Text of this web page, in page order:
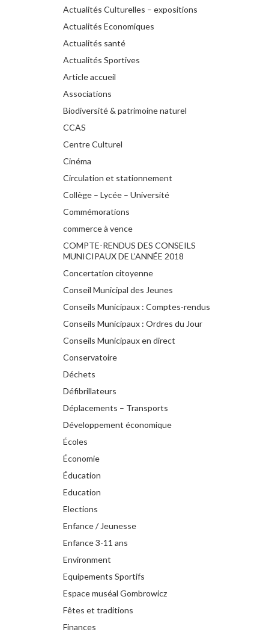
Actualités Culturelles – expositions
Actualités Economiques
Actualités santé
Actualités Sportives
Article accueil
Associations
Biodiversité & patrimoine naturel
CCAS
Centre Culturel
Cinéma
Circulation et stationnement
Collège – Lycée – Université
Commémorations
commerce à vence
COMPTE-RENDUS DES CONSEILS
MUNICIPAUX DE L’ANNÉE 2018
Concertation citoyenne
Conseil Municipal des Jeunes
Conseils Municipaux : Comptes-rendus
Conseils Municipaux : Ordres du Jour
Conseils Municipaux en direct
Conservatoire
Déchets
Défibrillateurs
Déplacements – Transports
Développement économique
Écoles
Économie
Éducation
Education
Elections
Enfance / Jeunesse
Enfance 3-11 ans
Environment
Equipements Sportifs
Espace muséal Gombrowicz
Fêtes et traditions
Finances